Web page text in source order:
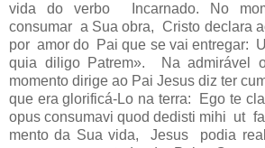
vida do verbo Incarnado. No
consumar a Sua obra, Cristo declara
por amor do Pai que se vai entregar:
quia diligo Patrem». Na admirável
momento dirige ao Pai Jesus diz ter
que era glorificá-Lo na terra: Ego te
opus consumavi quod dedisti mihi ut
mento da Sua vida, Jesus podia